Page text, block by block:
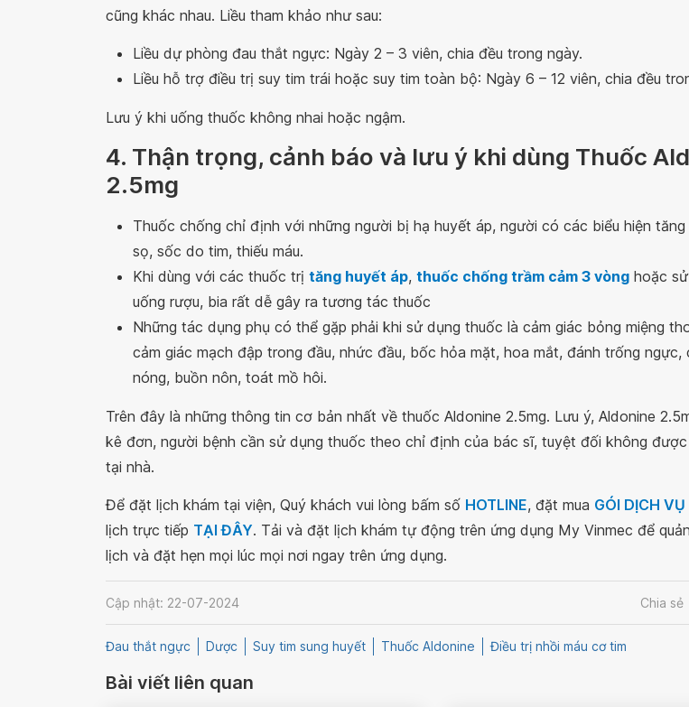
cũng khác nhau. Liều tham khảo như sau:
Liều dự phòng đau thắt ngực: Ngày 2 – 3 viên, chia đều trong ngày.
Liều hỗ trợ điều trị suy tim trái hoặc suy tim toàn bộ: Ngày 6 – 12 viên, chia đều
Lưu ý khi uống thuốc không nhai hoặc ngậm.
4. Thận trọng, cảnh báo và lưu ý khi dùng Thuốc
2.5mg
Thuốc chống chỉ định với những người bị hạ huyết áp, người có các biểu hiện tăng
sọ, sốc do tim, thiếu máu.
Khi dùng với các thuốc trị tăng huyết áp, thuốc chống trầm cảm 3 vòng hoặc
uống rượu, bia rất dễ gây ra tương tác thuốc
Những tác dụng phụ có thể gặp phải khi sử dụng thuốc là cảm giác bỏng miệng
cảm giác mạch đập trong đầu, nhức đầu, bốc hỏa mặt, hoa mắt, đánh trống ngực,
nóng, buồn nôn, toát mồ hôi.
Trên đây là những thông tin cơ bản nhất về thuốc Aldonine 2.5mg. Lưu ý, Aldonine
kê đơn, người bệnh cần sử dụng thuốc theo chỉ định của bác sĩ, tuyệt đối không
tại nhà.
Để đặt lịch khám tại viện, Quý khách vui lòng bấm số HOTLINE, đặt mua GÓI DỊCH VỤ
lịch trực tiếp TẠI ĐÂY. Tải và đặt lịch khám tự động trên ứng dụng My Vinmec để
lịch và đặt hẹn mọi lúc mọi nơi ngay trên ứng dụng.
Cập nhật: 22-07-2024 Chia sẻ
Đau thắt ngực Dược Suy tim sung huyết Thuốc Aldonine Điều trị nhồi máu cơ tim
Bài viết liên quan